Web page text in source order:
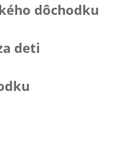
dôchodku
deti